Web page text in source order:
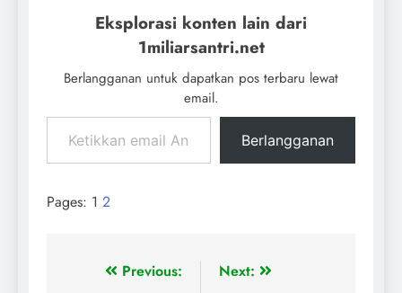
Eksplorasi konten lain dari
1miliarsantri.net
Berlangganan untuk dapatkan pos terbaru lewat
email.
Berlangganan
Pages: 1 2
Previous:
Next: